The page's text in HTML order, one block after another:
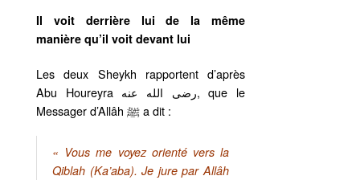
Il voit derrière lui de la même
manière qu’il voit devant lui
Les deux Sheykh rapportent d’après
Abu Houreyra رضى الله عنه, que le
Messager d’Allâh ﷺ a dit :
« Vous me voyez orienté vers la
Qiblah (Ka’aba). Je jure par Allâh